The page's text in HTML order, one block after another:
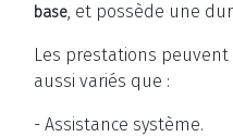
base, et possède une
Les prestations
aussi variés que :
- Assistance système.